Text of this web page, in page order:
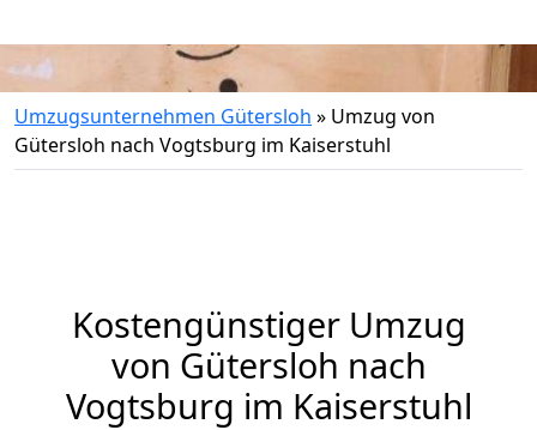
Umzugsunternehmen Gütersloh » Umzug von
Gütersloh nach Vogtsburg im Kaiserstuhl
Kostengünstiger Umzug
von Gütersloh nach
Vogtsburg im Kaiserstuhl